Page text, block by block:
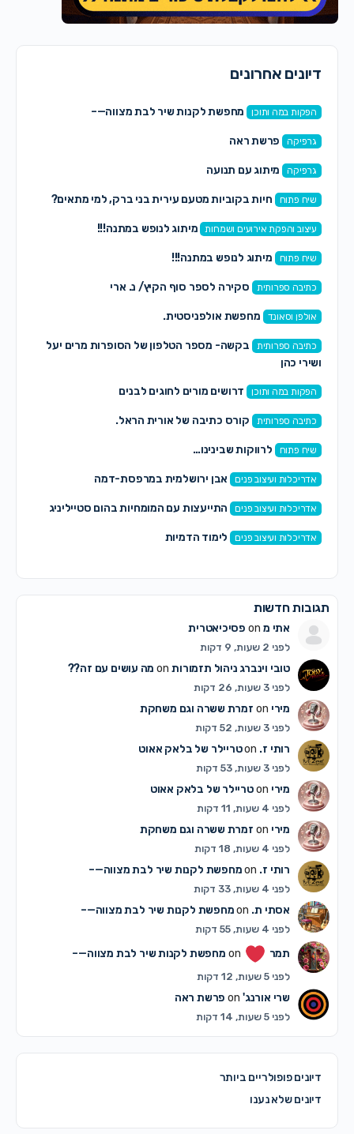
דיונים אחרונים
הפקות במה ותוכן מחפשת לקנות שיר לבת מצווה—–
גרפיקה פרשת ראה
גרפיקה מיתוג עם תנועה
שיח פתוח חיות בקוביות מטעם עירית בני ברק, למי מתאים?
עיצוב והפקת אירועים ושמחות מיתוג לנופש במתנה!!!
שיח פתוח מיתוג לנופש במתנה!!!
כתיבה ספרותית סקירה לספר סוף הקיץ/ נ. ארי
אולפן וסאונד מחפשת אולפניסטית.
כתיבה ספרותית
בקשה- מספר הטלפון של הסופרות מרים יעל
ושירי כהן
הפקות במה ותוכן דרושים מורים לחוגים לבנים
כתיבה ספרותית קורס כתיבה של אורית הראל.
שיח פתוח לרווקות שבינינו…
אדריכלות ועיצוב פנים אבן ירושלמית במרפסת-דמה
אדריכלות ועיצוב פנים התייעצות עם המומחיות בהום סטייליניג
אדריכלות ועיצוב פנים לימוד הדמיות
תגובות חדשות
אתי מon פסיכיאטרית
לפני 2 שעות, 9 דקות
טובי וינברג ניהול תזמורותon מה עושים עם זה??
לפני 3 שעות, 26 דקות
מיריon זמרת ששרה וגם משחקת
לפני 3 שעות, 52 דקות
רותי ז.on טריילר של בלאק אאוט
לפני 3 שעות, 53 דקות
מיריon טריילר של בלאק אאוט
לפני 4 שעות, 11 דקות
מיריon זמרת ששרה וגם משחקת
לפני 4 שעות, 18 דקות
רותי ז.on מחפשת לקנות שיר לבת מצווה—–
לפני 4 שעות, 33 דקות
אסתי ת.on מחפשת לקנות שיר לבת מצווה—–
לפני 4 שעות, 55 דקות
תמר on מחפשת לקנות שיר לבת מצווה—–
לפני 5 שעות, 12 דקות
שרי אורנג'on פרשת ראה
לפני 5 שעות, 14 דקות
דיונים פופולריים ביותר
דיונים שלא נענו